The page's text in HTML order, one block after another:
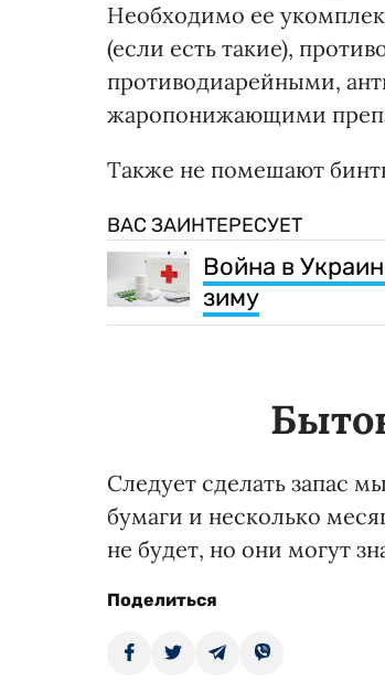
Необходимо ее
(если есть такие),
противодиарейными,
жаропонижающими
Также не помешают
ВАС ЗАИНТЕРЕСУЕТ
Война в
зиму
Следует сделать запас
бумаги и несколько
не будет, но они могут
Поделиться